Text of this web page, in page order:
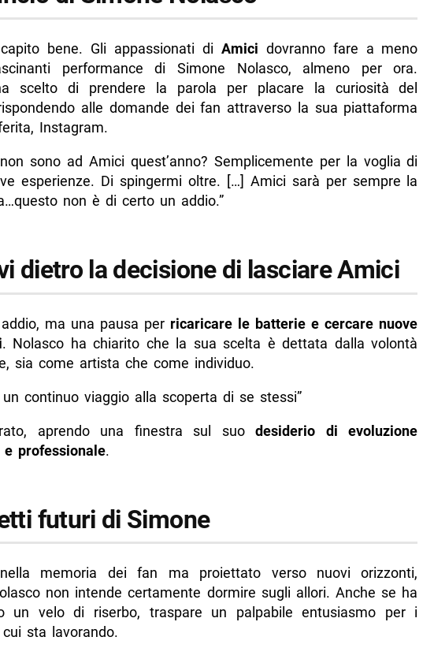
bene. Gli appassionati di Amici dovranno fare a meno
performance di Simone Nolasco, almeno per ora.
scelto di prendere la parola per placare la curiosità del
alle domande dei fan attraverso la sua piattaforma
Instagram.
sono ad Amici quest’anno? Semplicemente per la voglia di
esperienze. Di spingermi oltre. […] Amici sarà per sempre la
non è di certo un addio.”
dietro la decisione di lasciare Amici
ma una pausa per ricaricare le batterie e cercare nuove
. Nolasco ha chiarito che la sua scelta è dettata dalla volontà
sia come artista che come individuo.
un continuo viaggio alla scoperta di se stessi”
aprendo una finestra sul suodesiderio di evoluzione
e professionale.
futuri di Simone
memoria dei fan ma proiettato verso nuovi orizzonti,
non intende certamente dormire sugli allori. Anche se ha
un velo di riserbo, traspare un palpabile entusiasmo per i
sta lavorando.